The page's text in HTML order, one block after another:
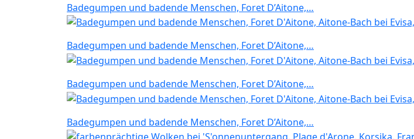
Badegumpen und badende Menschen, Foret D’Aitone,…
Badegumpen und badende Menschen, Foret D’Aitone,…
Badegumpen und badende Menschen, Foret D’Aitone,…
Badegumpen und badende Menschen, Foret D’Aitone,…